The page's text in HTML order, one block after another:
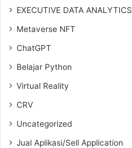
EXECUTIVE DATA ANALYTICS
Metaverse NFT
ChatGPT
Belajar Python
Virtual Reality
CRV
Uncategorized
Jual Aplikasi/Sell Application